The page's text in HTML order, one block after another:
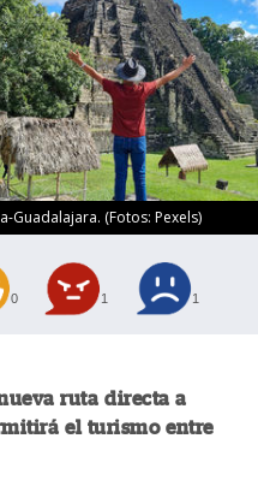
Guadalajara. (Fotos: Pexels)
0 1 1
ruta directa a
el turismo entre